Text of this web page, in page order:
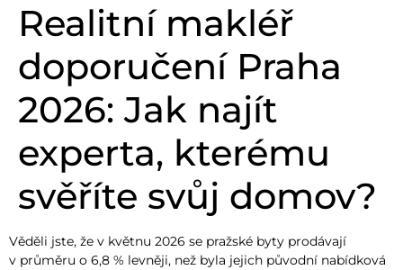
Realitní makléř
doporučení Praha
2026: Jak najít
experta, kterému
svěříte svůj domov?
Věděli jste, že v květnu 2026 se pražské byty prodávají
v průměru o 6,8 % levněji, než byla jejich původní nabídková